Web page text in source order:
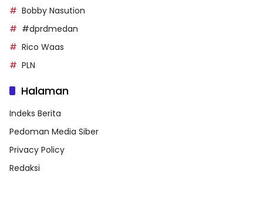
Bobby Nasution
#dprdmedan
Rico Waas
PLN
Halaman
Indeks Berita
Pedoman Media Siber
Privacy Policy
Redaksi